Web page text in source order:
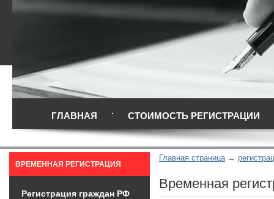
ГЛАВНАЯ СТОИМОСТЬ РЕГИСТРАЦИИ
Главная страница
Временная
ВРЕМЕННАЯ РЕГИСТРАЦИЯ
Регистрация граждан РФ